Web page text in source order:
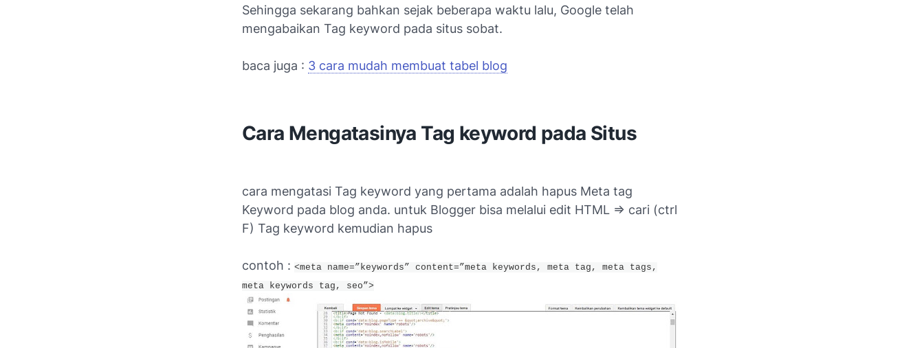
Sehingga sekarang bahkan sejak beberapa waktu lalu, Google telah
mengabaikan Tag keyword pada situs sobat.
baca juga : 3 cara mudah membuat tabel blog
Cara Mengatasinya Tag keyword pada Situs
cara mengatasi Tag keyword yang pertama adalah hapus Meta tag
Keyword pada blog anda. untuk Blogger bisa melalui edit HTML => cari (ctrl
F) Tag keyword kemudian hapus
contoh : <meta name=”keywords” content=”meta keywords, meta tag, meta tags,
meta keywords tag, seo”>